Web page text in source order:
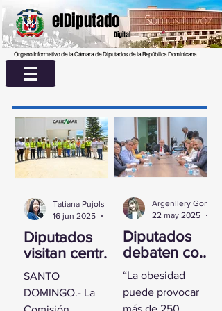
elDiputado
Digital
Organo Informativo de la Cámara de Diputados de la República Dominicana
Diputados
visitan centro
UASD La
Romana para
conocer
SANTO
DOMINGO.- La
Tatiana Pujols
16 jun 2025
Diputados
debaten con
experta
sobre la
obesidad
“La obesidad
puede provocar
más de 250
22 may 2025